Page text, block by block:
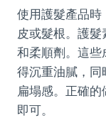
使用護髮產品
皮或髮根。護
和柔順劑。這
得沉重油膩，
扁塌感。正確
即可。